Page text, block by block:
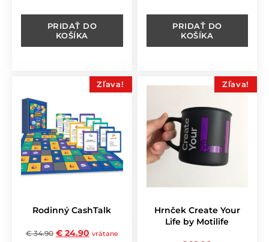
PRIDAŤ DO
KOŠÍKA
PRIDAŤ DO
KOŠÍKA
Zľava!
Rodinný CashTalk
€34.90 €24.90 vrátane
Zľava!
Hrnček Create Your
Life by Motilife